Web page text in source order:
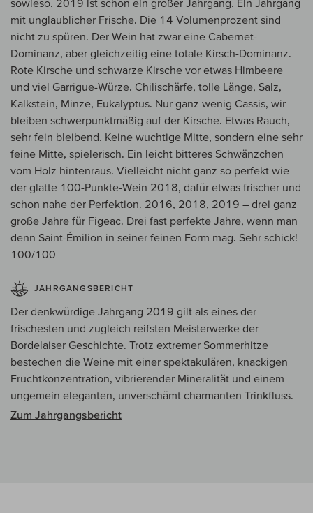
sowieso. 2019 ist schon ein großer Jahrgang. Ein Jahrgang
mit unglaublicher Frische. Die 14 Volumenprozent sind
nicht zu spüren. Der Wein hat zwar eine Cabernet-
Dominanz, aber gleichzeitig eine totale Kirsch-Dominanz.
Rote Kirsche und schwarze Kirsche vor etwas Himbeere
und viel Garrigue-Würze. Chilischärfe, tolle Länge, Salz,
Kalkstein, Minze, Eukalyptus. Nur ganz wenig Cassis, wir
bleiben schwerpunktmäßig auf der Kirsche. Etwas Rauch,
sehr fein bleibend. Keine wuchtige Mitte, sondern eine sehr
feine Mitte, spielerisch. Ein leicht bitteres Schwänzchen
vom Holz hintenraus. Vielleicht nicht ganz so perfekt wie
der glatte 100-Punkte-Wein 2018, dafür etwas frischer und
schon nahe der Perfektion. 2016, 2018, 2019 – drei ganz
große Jahre für Figeac. Drei fast perfekte Jahre, wenn man
denn Saint-Émilion in seiner feinen Form mag. Sehr schick!
100/100
JAHRGANGSBERICHT
Der denkwürdige Jahrgang 2019 gilt als eines der
frischesten und zugleich reifsten Meisterwerke der
Bordelaiser Geschichte. Trotz extremer Sommerhitze
bestechen die Weine mit einer spektakulären, knackigen
Fruchtkonzentration, vibrierender Mineralität und einem
ungemein eleganten, unverschämt charmanten Trinkfluss.
Zum Jahrgangsbericht